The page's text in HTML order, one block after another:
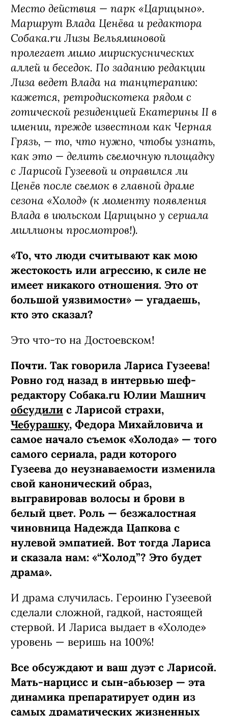
Место действия — парк «Царицыно».
Маршрут Влада Ценёва и редактора
Собака.ru Лизы Вельяминовой
пролегает мимо мирискуснических
аллей и беседок. По заданию редакции
Лиза ведет Влада на танцтерапию:
кажется, ретродискотека рядом с
готической резиденцией Екатерины II в
имении, прежде известном как Черная
Грязь, — то, что нужно, чтобы узнать,
как это — делить съемочную площадку
с Ларисой Гузеевой и оправился ли
Ценёв после съемок в главной драме
сезона «Холод» (к моменту появления
Влада в июльском Царицыно у сериала
миллионы просмотров!).
«То, что люди считывают как мою
жестокость или агрессию, к силе не
имеет никакого отношения. Это от
большой уязвимости» — угадаешь,
кто это сказал?
Это что-то на Достоевском!
Почти. Так говорила Лариса Гузеева!
Ровно год назад в интервью шеф-
редактору Собака.ru Юлии Машнич
обсудили с Ларисой страхи,
Чебурашку, Федора Михайловича и
самое начало съемок «Холода» — того
самого сериала, ради которого
Гузеева до неузнаваемости изменила
свой канонический образ,
выгравировав волосы и брови в
белый цвет. Роль — безжалостная
чиновница Надежда Цапкова с
нулевой эмпатией. Вот тогда Лариса
и сказала нам: «“Холод”? Это будет
драма».
И драма случилась. Героиню Гузеевой
сделали сложной, гадкой, настоящей
стервой. И Лариса выдает в «Холоде»
уровень — веришь на 100%!
Все обсуждают и ваш дуэт с Ларисой.
Мать-нарцисс и сын-абьюзер — эта
динамика препаратирует один из
самых драматических жизненных